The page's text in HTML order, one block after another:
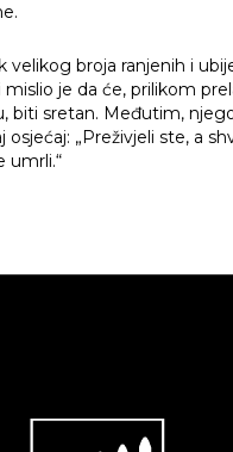
velikog broja ranjenih i
je da će, prilikom
biti sretan. Međutim,
osjećaj: „Preživjeli ste, a
umrli.“